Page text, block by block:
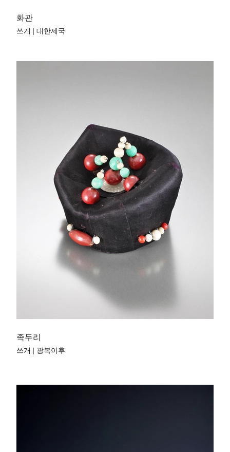
화관
쓰개 | 대한제국
족두리
쓰개 | 광복이후